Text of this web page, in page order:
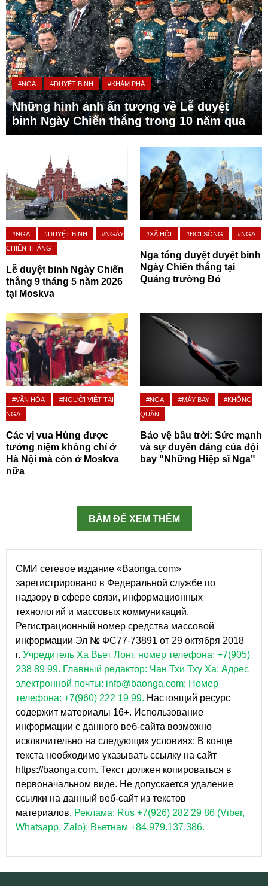
#NGA #DUYỆT BINH #KHÁM PHÁ
Những hình ảnh ấn tượng về Lễ duyệt
binh Ngày Chiến thắng trong 10 năm qua
#NGA #DUYỆT BINH
#NGÀY
CHIẾN THẮNG
Lễ duyệt binh Ngày Chiến
thắng 9 tháng 5 năm 2026
tại Moskva
#XÃ HỘI #ĐỜI SỐNG #NGA
Nga tổng duyệt duyệt binh
Ngày Chiến thắng tại
Quảng trường Đỏ
#VĂN HÓA
#NGƯỜI VIỆT TẠI
NGA
Các vị vua Hùng được
tưởng niệm không chỉ ở
Hà Nội mà còn ở Moskva
nữa
#NGA #MÁY BAY
#KHÔNG
QUÂN
Bảo vệ bầu trời: Sức mạnh
và sự duyên dáng của đội
bay "Những Hiệp sĩ Nga"
BẤM ĐỂ XEM THÊM
СМИ сетевое издание «Baonga.com»
зарегистрировано в Федеральной службе по
надзору в сфере связи, информационных
технологий и массовых коммуникаций.
Регистрационный номер средства массовой
информации Эл № ФС77-73891 от 29 октября 2018
г. Учредитель Ха Вьет Лонг, номер телефона: +7(905)
238 89 99. Главный редактор: Чан Тхи Тху Ха: Адрес
электронной почты: info@baonga.com; Номер
телефона: +7(960) 222 19 99. Настоящий ресурс
содержит материалы 16+. Использование
информации с данного веб-сайта возможно
исключительно на следующих условиях: В конце
текста необходимо указывать ссылку на сайт
https://baonga.com. Текст должен копироваться в
первоначальном виде. Не допускается удаление
ссылки на данный веб-сайт из текстов
материалов. Реклама: Rus +7(926) 282 29 86 (Viber,
Whatsapp, Zalo); Вьетнам +84.979.137.386.